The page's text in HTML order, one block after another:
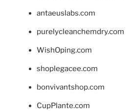
antaeuslabs.com
purelycleanchemdry.com
WishOping.com
shoplegacee.com
bonvivantshop.com
CupPlante.com